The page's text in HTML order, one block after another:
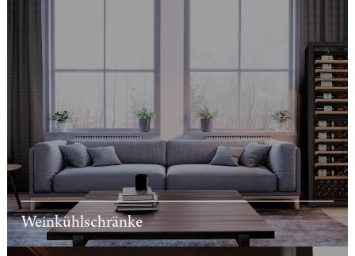
Weinkühlschränke